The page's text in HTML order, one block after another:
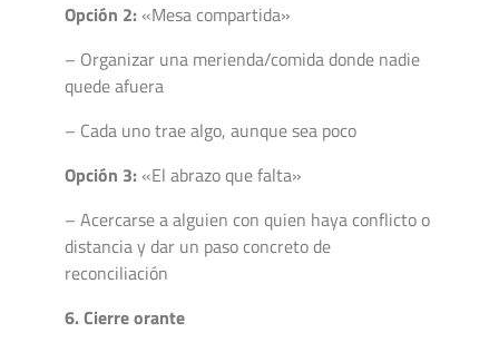
Opción 2:«Mesa compartida»
– Organizar una merienda/comida donde nadie
quede afuera
– Cada uno trae algo, aunque sea poco
Opción 3:«El abrazo que falta»
– Acercarse a alguien con quien haya conflicto o
distancia y dar un paso concreto de
reconciliación
6. Cierre orante